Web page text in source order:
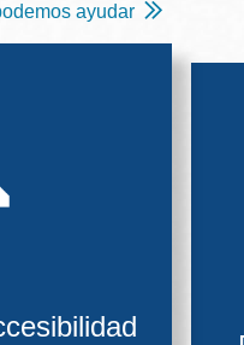
ayudar